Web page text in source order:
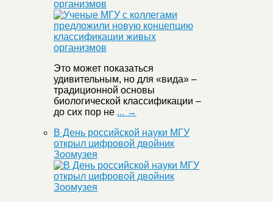
организмов
Это может показаться
удивительным, но для «вида» –
традиционной основы
биологической классификации –
до сих пор не ... →
В День российской науки МГУ
открыл цифровой двойник
Зоомузея